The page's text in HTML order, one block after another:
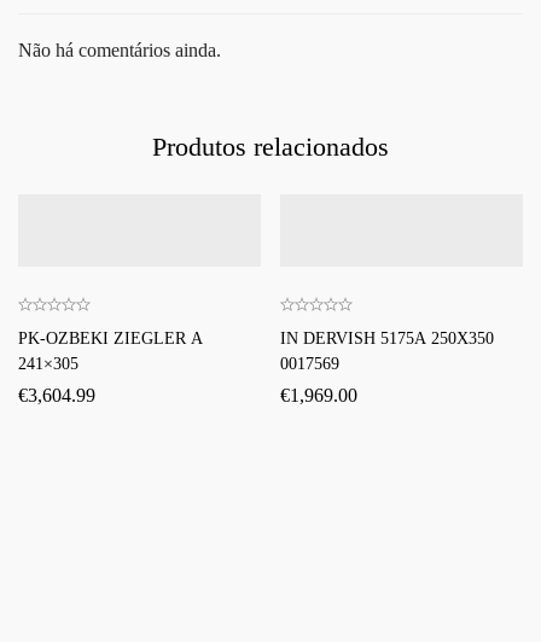
Não há comentários ainda.
Produtos relacionados
PK-OZBEKI ZIEGLER A
241×305
€3,604.99
IN DERVISH 5175A 250X350
0017569
€1,969.00